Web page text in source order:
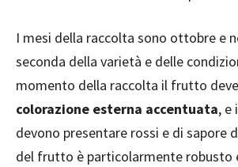
I mesi della raccolta sono ottobre e
seconda della varietà e delle
momento della raccolta il frutto
colorazione esterna accentuata, e
devono presentare rossi e di sapore
del frutto è particolarmente robusto